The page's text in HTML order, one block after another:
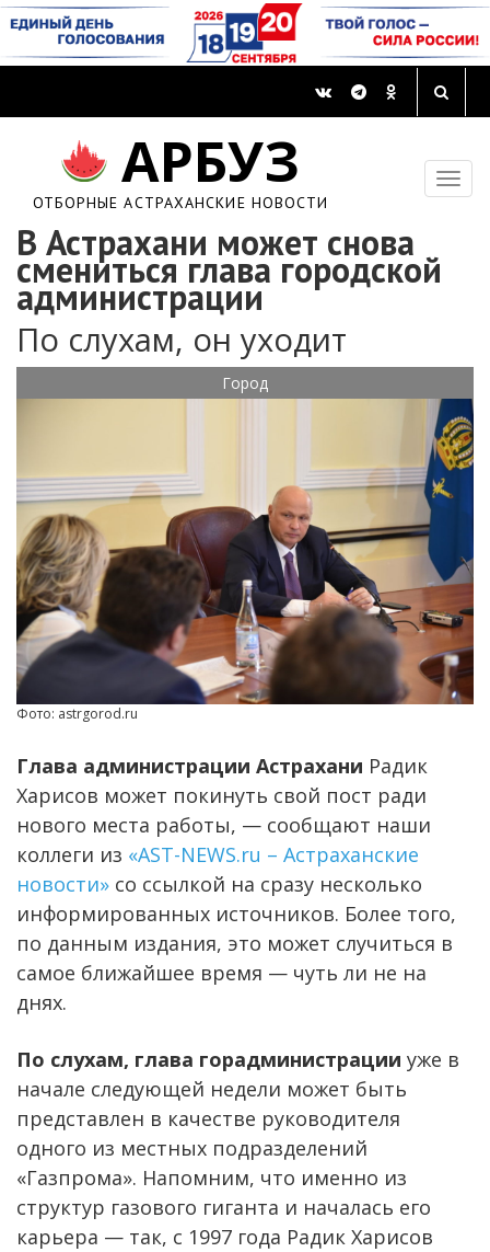
АРБУЗ
ОТБОРНЫЕ АСТРАХАНСКИЕ НОВОСТИ
В Астрахани может снова
смениться глава городской
администрации
По слухам, он уходит
Город
Фото: astrgorod.ru
Глава администрации Астрахани Радик
Харисов может покинуть свой пост ради
нового места работы, — сообщают наши
коллеги из «AST-NEWS.ru – Астраханские
новости» со ссылкой на сразу несколько
информированных источников. Более того,
по данным издания, это может случиться в
самое ближайшее время — чуть ли не на
днях.
По слухам, глава горадминистрации уже в
начале следующей недели может быть
представлен в качестве руководителя
одного из местных подразделений
«Газпрома». Напомним, что именно из
структур газового гиганта и началась его
карьера — так, с 1997 года Радик Харисов